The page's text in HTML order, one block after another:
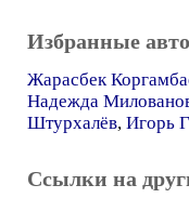
Избранные
Жарасбек
Надежда
Штурхалёв, Игорь
Ссылки на